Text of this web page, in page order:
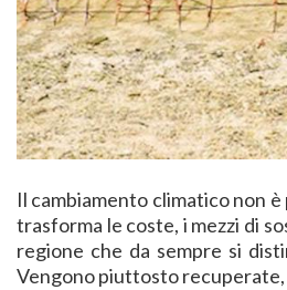
Il cambiamento climatico non
trasforma le coste, i mezzi di
regione che da sempre si
Vengono piuttosto